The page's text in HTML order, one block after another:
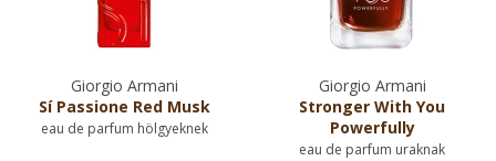
Giorgio Armani
Sí Passione Red Musk
eau de parfum hölgyeknek
Giorgio Armani
Stronger With You
Powerfully
eau de parfum uraknak